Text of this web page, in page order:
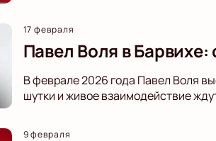
17 февраля
Павел Воля в
В феврале 2026 года Павел Воля
шутки и живое взаимодействие
9 февраля